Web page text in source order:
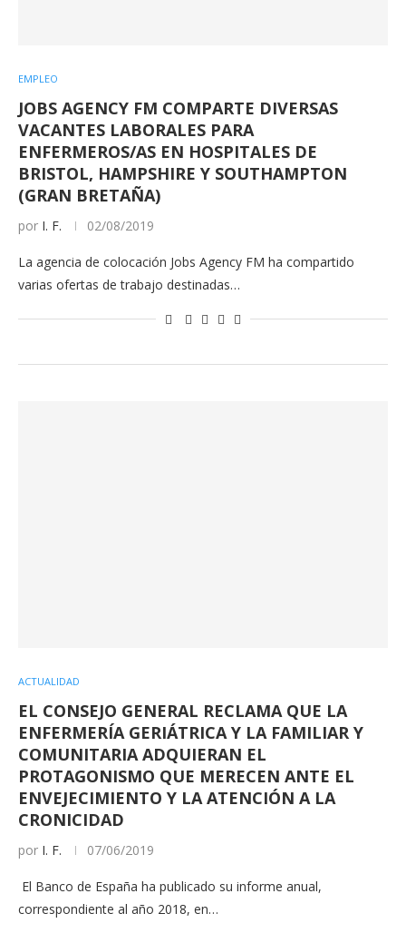
EMPLEO
JOBS AGENCY FM COMPARTE DIVERSAS
VACANTES LABORALES PARA
ENFERMEROS/AS EN HOSPITALES DE
BRISTOL, HAMPSHIRE Y SOUTHAMPTON
(GRAN BRETAÑA)
por I. F. 02/08/2019
La agencia de colocación Jobs Agency FM ha compartido
varias ofertas de trabajo destinadas…
ACTUALIDAD
EL CONSEJO GENERAL RECLAMA QUE LA
ENFERMERÍA GERIÁTRICA Y LA FAMILIAR Y
COMUNITARIA ADQUIERAN EL
PROTAGONISMO QUE MERECEN ANTE EL
ENVEJECIMIENTO Y LA ATENCIÓN A LA
CRONICIDAD
por I. F. 07/06/2019
El Banco de España ha publicado su informe anual,
correspondiente al año 2018, en…